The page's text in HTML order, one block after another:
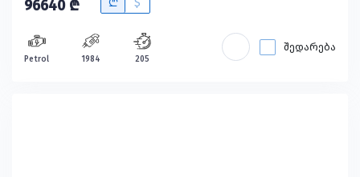
96640 ₾ $
Petrol 1984 205
შედარება